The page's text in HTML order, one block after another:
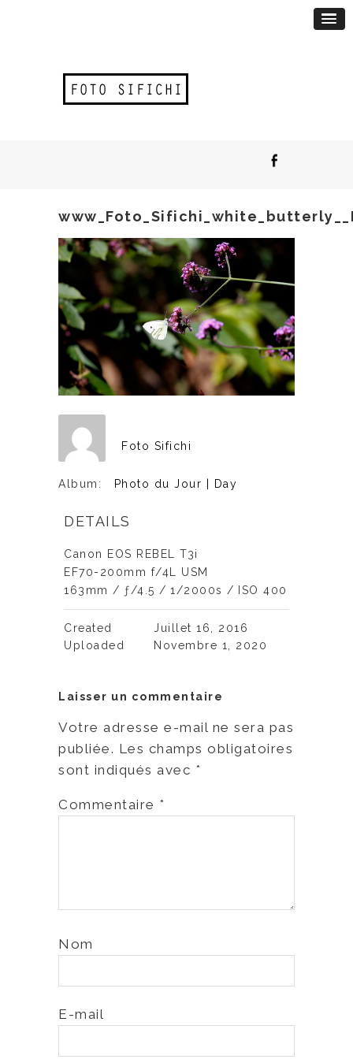
Foto Sifichi
Album: Photo du Jour | Day
DETAILS
Canon EOS REBEL T3i
EF70-200mm f/4L USM
163mm / ƒ/4.5 / 1/2000s / ISO 400
Created
Juillet 16, 2016
Uploaded
Novembre 1, 2020
Laisser un commentaire
Votre adresse e-mail ne sera pas
publiée. Les champs obligatoires
sont indiqués avec *
Commentaire *
Nom
E-mail